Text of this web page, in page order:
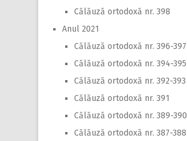
Călăuză ortodoxă nr. 398
Anul 2021
Călăuză ortodoxă nr. 396-397
Călăuză ortodoxă nr. 394-395
Călăuză ortodoxă nr. 392-393
Călăuză ortodoxă nr. 391
Călăuză ortodoxă nr. 389-390
Călăuză ortodoxă nr. 387-388